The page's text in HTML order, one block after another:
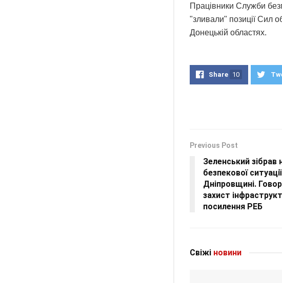
Працівники Служби
"зливали" позиції Сил
Донецькій областях.
Share 10
Previous Post
Зеленський
безпекової
Дніпровщині.
захист
посилення РЕБ
Свіжі новини